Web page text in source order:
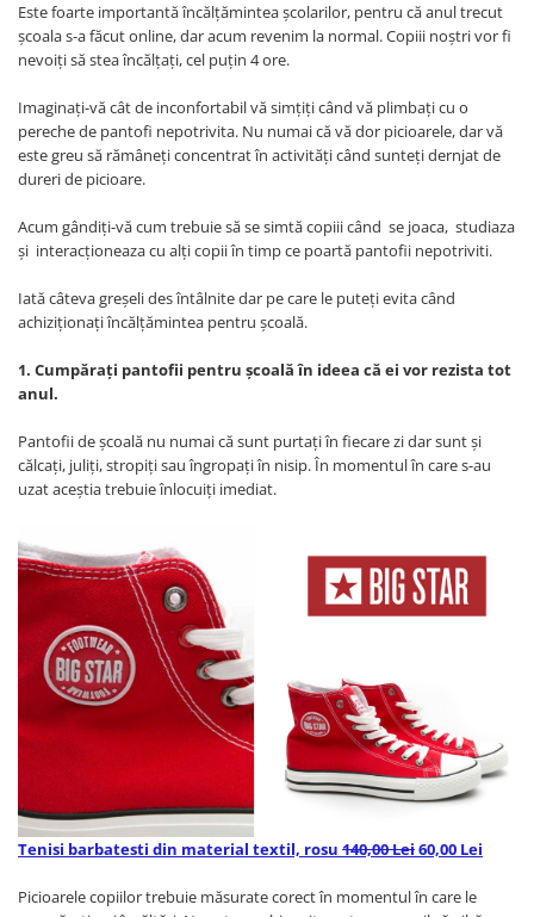
SPORT
CIZME
ELEGANT
Este foarte importantă încălțămintea școlarilor, pentru că anul trecut
școala s-a făcut online, dar acum revenim la normal. Copiii noștri vor fi
nevoiți să stea încălțați, cel puțin 4 ore.
Imaginați-vă cât de inconfortabil vă simțiți când vă plimbați cu o
pereche de pantofi nepotrivita. Nu numai că vă dor picioarele, dar vă
este greu să rămâneți concentrat în activități când sunteți dernjat de
dureri de picioare.
Acum gândiți-vă cum trebuie să se simtă copiii când se joaca, studiaza
și interacționeaza cu alți copii în timp ce poartă pantofii nepotriviti.
Iată câteva greşeli des întâlnite dar pe care le puteţi evita când
achiziționați încălțămintea pentru școală.
1. Cumpărați pantofii pentru şcoală în ideea că ei vor rezista tot
anul.
Pantofii de şcoală nu numai că sunt purtaţi în fiecare zi dar sunt şi
călcaţi, juliţi, stropiţi sau îngropaţi în nisip. În momentul în care s-au
uzat aceştia trebuie înlocuiţi imediat.
Tenisi barbatesti din material textil, rosu 140,00 Lei60,00 Lei
Picioarele copiilor trebuie măsurate corect în momentul în care le